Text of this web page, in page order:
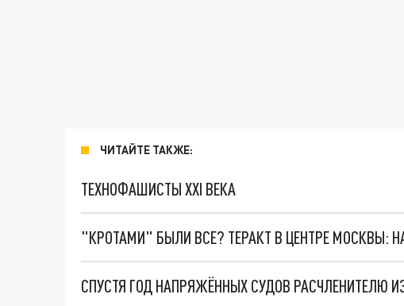
ЧИТАЙТЕ ТАКЖЕ:
ТЕХНОФАШИСТЫ XXI ВЕКА
"КРОТАМИ" БЫЛИ ВСЕ? ТЕРАКТ В ЦЕНТРЕ МОСКВЫ: